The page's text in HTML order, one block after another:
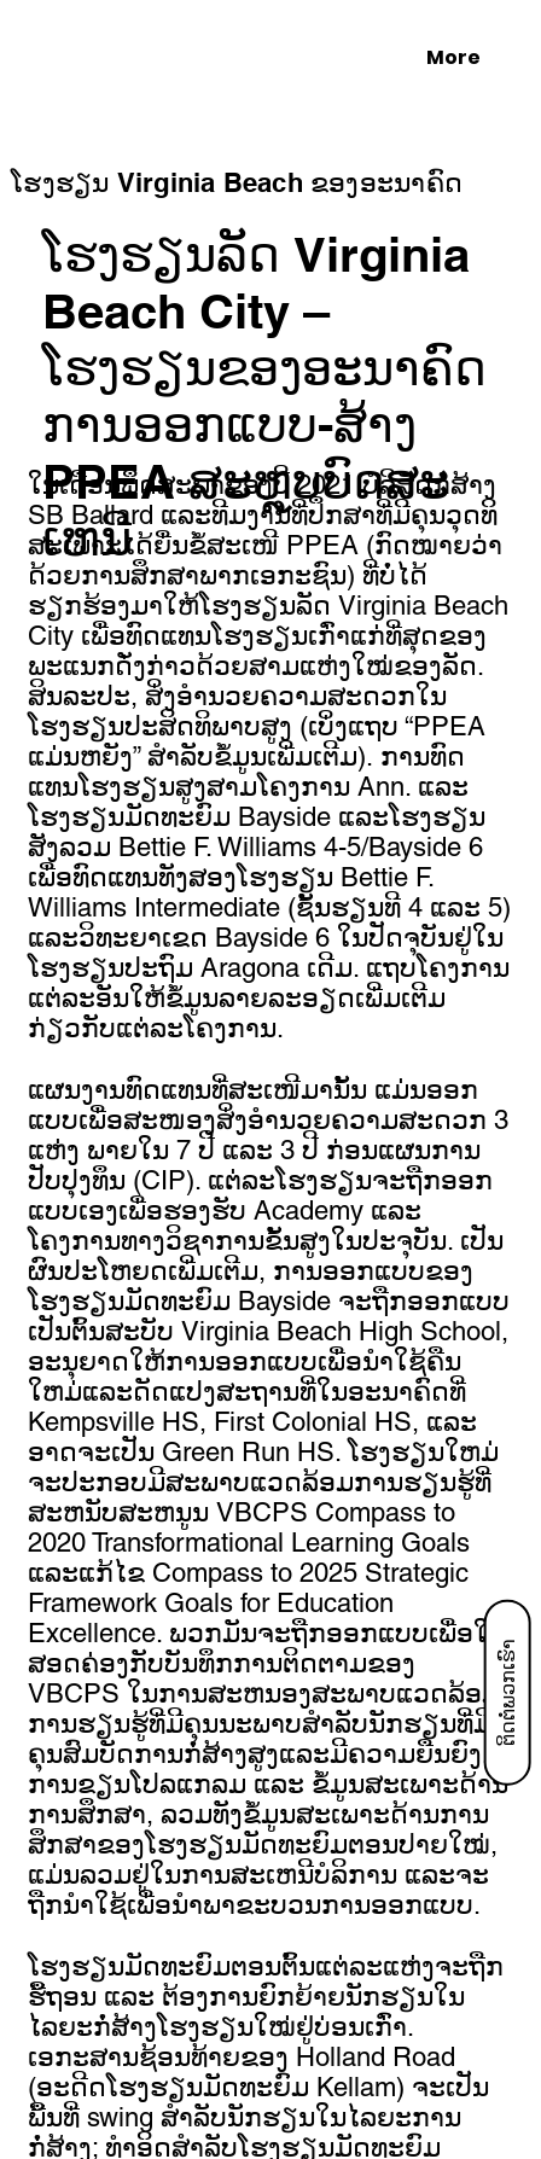
ໂຮງຮຽນ Virginia Beach ຂອງອະນາຄົດ
More
ໃນເດືອນພຶດສະພາຂອງປີ 2021 ບໍລິສັດກໍ່ສ້າງ
SB Ballard ແລະທີມງານທີ່ປຶກສາທີ່ມີຄຸນວຸດທິ
ສະເພາະໄດ້ຍື່ນຂໍ້ສະເໜີ PPEA (ກົດໝາຍວ່າ
ດ້ວຍການສຶກສາພາກເອກະຊົນ) ທີ່ບໍ່ໄດ້
ຮຽກຮ້ອງມາໃຫ້ໂຮງຮຽນລັດ Virginia Beach
City ເພື່ອທົດແທນໂຮງຮຽນເກົ່າແກ່ທີ່ສຸດຂອງ
ພະແນກດັ່ງກ່າວດ້ວຍສາມແຫ່ງໃໝ່ຂອງລັດ.
ສິນລະປະ, ສິ່ງອໍານວຍຄວາມສະດວກໃນ
ໂຮງຮຽນປະສິດທິພາບສູງ (ເບິ່ງແຖບ “PPEA
ແມ່ນຫຍັງ” ສໍາລັບຂໍ້ມູນເພີ່ມເຕີມ). ການທົດ
ແທນໂຮງຮຽນສູງສາມໂຄງການ Ann. ແລະ
ໂຮງຮຽນມັດທະຍົມ Bayside ແລະໂຮງຮຽນ
ສັງລວມ Bettie F. Williams 4-5/Bayside 6
ເພື່ອທົດແທນທັງສອງໂຮງຮຽນ Bettie F.
Williams Intermediate (ຊັ້ນຮຽນທີ 4 ແລະ 5)
ແລະວິທະຍາເຂດ Bayside 6 ໃນປັດຈຸບັນຢູ່ໃນ
ໂຮງຮຽນປະຖົມ Aragona ເດີມ. ແຖບໂຄງການ
ແຕ່ລະອັນໃຫ້ຂໍ້ມູນລາຍລະອຽດເພີ່ມເຕີມ
ກ່ຽວກັບແຕ່ລະໂຄງການ.
ແຜນງານທົດແທນທີ່ສະເໜີມານັ້ນ ແມ່ນອອກ
ແບບເພື່ອສະໜອງສິ່ງອໍານວຍຄວາມສະດວກ 3
ແຫ່ງ ພາຍໃນ 7 ປີ ແລະ 3 ປີ ກ່ອນແຜນການ
ປັບປຸງທຶນ (CIP). ແຕ່ລະໂຮງຮຽນຈະຖືກອອກ
ແບບເອງເພື່ອຮອງຮັບ Academy ແລະ
ໂຄງການທາງວິຊາການຂັ້ນສູງໃນປະຈຸບັນ. ເປັນ
ຜົນປະໂຫຍດເພີ່ມເຕີມ, ການອອກແບບຂອງ
ໂຮງຮຽນມັດທະຍົມ Bayside ຈະຖືກອອກແບບ
ເປັນຕົ້ນສະບັບ Virginia Beach High School,
ອະນຸຍາດໃຫ້ການອອກແບບເພື່ອນໍາໃຊ້ຄືນ
ໃຫມ່ແລະດັດແປງສະຖານທີ່ໃນອະນາຄົດທີ່
Kempsville HS, First Colonial HS, ແລະ
ອາດຈະເປັນ Green Run HS. ໂຮງຮຽນໃຫມ່
ຈະປະກອບມີສະພາບແວດລ້ອມການຮຽນຮູ້ທີ່
ສະຫນັບສະຫນູນ VBCPS Compass to
2020 Transformational Learning Goals
ແລະແກ້ໄຂ Compass to 2025 Strategic
Framework Goals for Education
Excellence. ພວກມັນຈະຖືກອອກແບບເພື່ອໃຫ້
ສອດຄ່ອງກັບບັນທຶກການຕິດຕາມຂອງ
VBCPS ໃນການສະຫນອງສະພາບແວດລ້ອມ
ການຮຽນຮູ້ທີ່ມີຄຸນນະພາບສໍາລັບນັກຮຽນທີ່ມີ
ຄຸນສົມບັດການກໍ່ສ້າງສູງແລະມີຄວາມຍືນຍົງ.
ການຂຽນໂປລແກລມ ແລະ ຂໍ້ມູນສະເພາະດ້ານ
ການສຶກສາ, ລວມທັງຂໍ້ມູນສະເພາະດ້ານການ
ສຶກສາຂອງໂຮງຮຽນມັດທະຍົມຕອນປາຍໃໝ່,
ແມ່ນລວມຢູ່ໃນການສະເຫນີບໍລິການ ແລະຈະ
ຖືກນໍາໃຊ້ເພື່ອນໍາພາຂະບວນການອອກແບບ.
ໂຮງຮຽນມັດທະຍົມຕອນຕົ້ນແຕ່ລະແຫ່ງຈະຖືກ
ຮື້ຖອນ ແລະ ຕ້ອງການຍົກຍ້າຍນັກຮຽນໃນ
ໄລຍະກໍ່ສ້າງໂຮງຮຽນໃໝ່ຢູ່ບ່ອນເກົ່າ.
ເອກະສານຊ້ອນທ້າຍຂອງ Holland Road
(ອະດີດໂຮງຮຽນມັດທະຍົມ Kellam) ຈະເປັນ
ພື້ນທີ່ swing ສໍາລັບນັກຮຽນໃນໄລຍະການ
ກໍ່ສ້າງ; ທໍາອິດສໍາລັບໂຮງຮຽນມັດທະຍົມ
ໂຮງຮຽນລັດ Virginia
Beach City –
ໂຮງຮຽນຂອງອະນາຄົດ
ການອອກແບບ-ສ້າງ
PPEA ສະຫຼຸບບົດສະ
ເຫນີ
ຕິດ​ຕໍ່​ພວກ​ເຮົາ